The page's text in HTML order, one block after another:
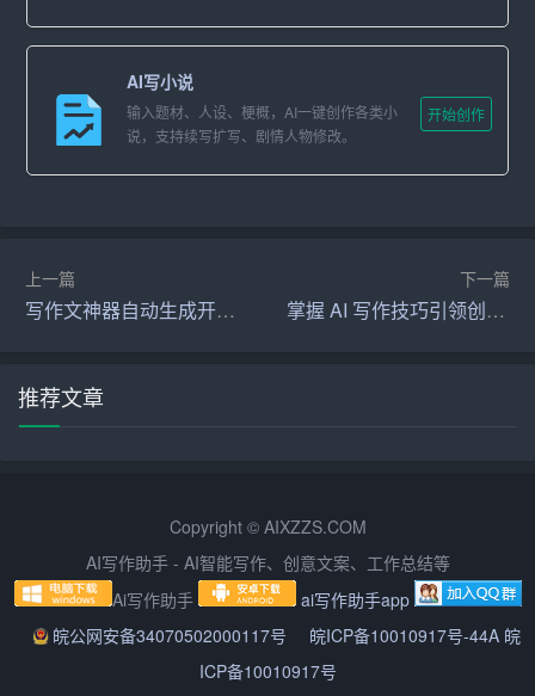
然而，我们也要清醒地看到，当前我国医疗卫生事业还面
临着许多挑战。医疗资源分布不均，基层医疗服务能力不
足，医疗质量安全问题仍然存在。同时，随着社会的发展
和科技的进步，医学领域的新知识、新技术、新理念不断
先，我们要坚持以
健康为中心，始终关注人民群众的
健康需求，努力提高医疗服务质量和水平，为人民群众提
于党的事业、全心全意为人民服务的医师队伍。再次，我
最后，我想强调的是，医师节虽然是一个特殊的日子，但
医师们的辛勤付出和无私奉献却应该是每一天。让我们以
医师节为契机，不忘初心，牢记使命，努力为人民群众的
健康事业作出新的更大贡献！
AI写小说
输入题材、人设、梗概，AI一键创作各类小
说，支持续写扩写、剧情人物修改。
开始创作
上一篇
写作文神器自动生成开启您的写作之旅
下一篇
掌握 AI 写作技巧引领创作潮流
推荐文章
Copyright © AIXZZS.COM
AI写作助手 - AI智能写作、创意文案、工作总结等
Ai写作助手
ai写作助手app
皖公网安备34070502000117号
皖ICP备10010917号-44A 皖
ICP备10010917号